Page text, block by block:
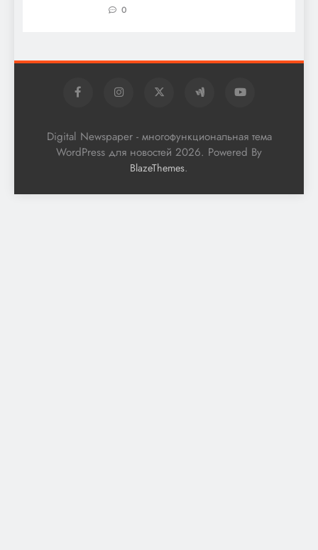
0
Digital Newspaper - многофункциональная тема
WordPress для новостей 2026. Powered By
BlazeThemes.